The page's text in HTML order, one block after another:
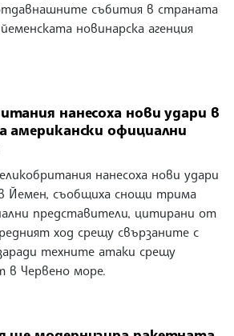
събития в страната
новинарска агенция
нанесоха нови удари в
американски официални
нанесоха нови удари
Йемен, съобщиха снощи трима
представители, цитирани от
ход срещу свързаните с
техните атаки срещу
в Червено море.